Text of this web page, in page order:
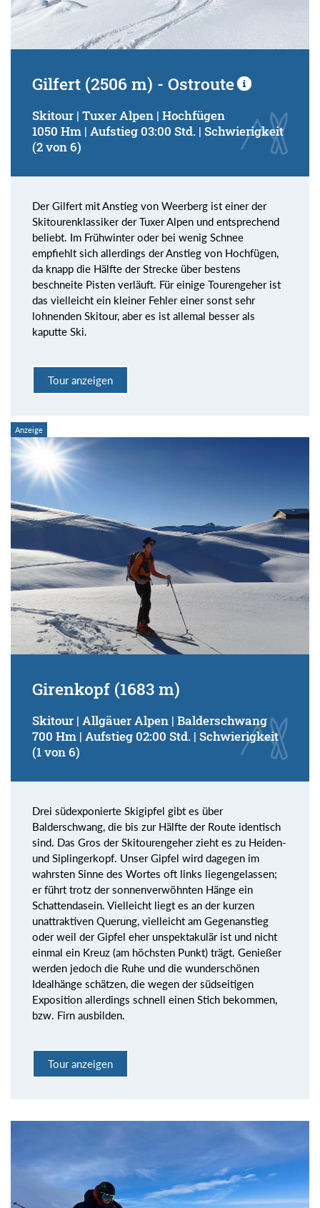
Gilfert (2506 m) - Ostroute
Skitour | Tuxer Alpen | Hochfügen
1050 Hm | Aufstieg 03:00 Std. | Schwierigkeit
(2 von 6)
Der Gilfert mit Anstieg von Weerberg ist einer der
Skitourenklassiker der Tuxer Alpen und entsprechend
beliebt. Im Frühwinter oder bei wenig Schnee
empfiehlt sich allerdings der Anstieg von Hochfügen,
da knapp die Hälfte der Strecke über bestens
beschneite Pisten verläuft. Für einige Tourengeher ist
das vielleicht ein kleiner Fehler einer sonst sehr
lohnenden Skitour, aber es ist allemal besser als
kaputte Ski.
Tour anzeigen
Girenkopf (1683 m)
Skitour | Allgäuer Alpen | Balderschwang
700 Hm | Aufstieg 02:00 Std. | Schwierigkeit
(1 von 6)
Drei südexponierte Skigipfel gibt es über
Balderschwang, die bis zur Hälfte der Route identisch
sind. Das Gros der Skitourengeher zieht es zu Heiden-
und Siplingerkopf. Unser Gipfel wird dagegen im
wahrsten Sinne des Wortes oft links liegengelassen;
er führt trotz der sonnenverwöhnten Hänge ein
Schattendasein. Vielleicht liegt es an der kurzen
unattraktiven Querung, vielleicht am Gegenanstieg
oder weil der Gipfel eher unspektakulär ist und nicht
einmal ein Kreuz (am höchsten Punkt) trägt. Genießer
werden jedoch die Ruhe und die wunderschönen
Idealhänge schätzen, die wegen der südseitigen
Exposition allerdings schnell einen Stich bekommen,
bzw. Firn ausbilden.
Tour anzeigen